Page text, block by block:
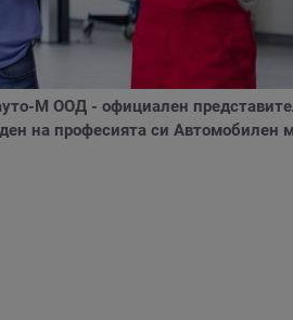
М ООД - официален
на професията си Автомобилен